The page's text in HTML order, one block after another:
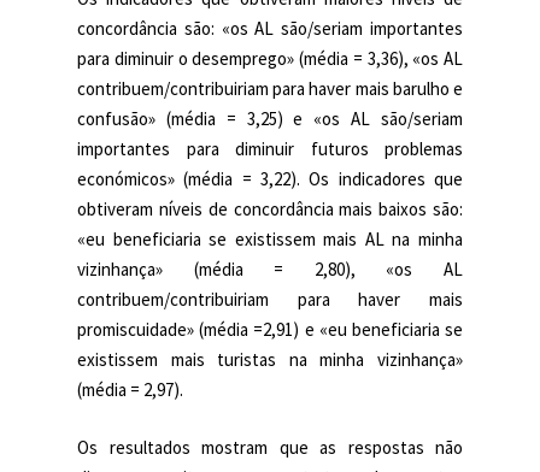
concordância são: «os AL são/seriam importantes
para diminuir o desemprego» (média = 3,36), «os AL
contribuem/contribuiriam para haver mais barulho e
confusão» (média = 3,25) e «os AL são/seriam
importantes para diminuir futuros problemas
económicos» (média = 3,22). Os indicadores que
obtiveram níveis de concordância mais baixos são:
«eu beneficiaria se existissem mais AL na minha
vizinhança» (média = 2,80), «os AL
contribuem/contribuiriam para haver mais
promiscuidade» (média =2,91) e «eu beneficiaria se
existissem mais turistas na minha vizinhança»
(média = 2,97).
Os resultados mostram que as respostas não